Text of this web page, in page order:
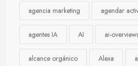
agencia marketing agendar
agentes IA AI ai-
alcance orgánico Alexa